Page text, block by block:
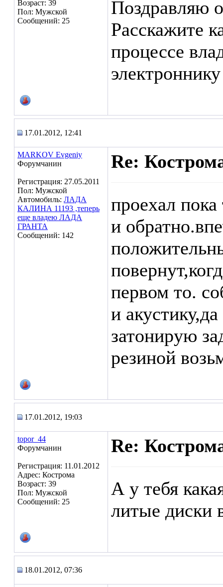
Возраст: 39
Пол: Мужской
Сообщений: 25
Поздравляю
Расскажите
процессе
17.01.2012, 12:41
MARKOV Evgeniy
Форумчанин
Регистрация: 27.05.2011
Пол: Мужской
Автомобиль: ЛАДА
КАЛИНА 11193 ,теперь
еще владею ЛАДА
ГРАНТА
Сообщений: 142
Re:
проехал
и
первом то.
и
затонирую
резиной
17.01.2012, 19:03
topor_44
Форумчанин
Регистрация: 11.01.2012
Адрес: Кострома
Возраст: 39
Пол: Мужской
Сообщений: 25
Re:
А у тебя
литые диски
18.01.2012, 07:36